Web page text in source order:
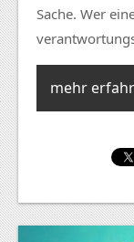
Sache. Wer
mehr